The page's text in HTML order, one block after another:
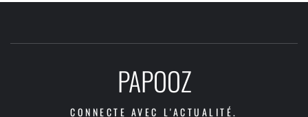
PAPOOZ
CONNECTE AVEC L'ACTUALITÉ.